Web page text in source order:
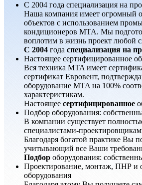
С 2004 года специализация на
Наша компания имеет огромный
объектов с использованием
кондиционеров MTA. Мы
воплотим в жизнь проект любой
С 2004 года специализация на
Настоящее сертифицированное
Вся техника MTA имеет
сертификат Евровент,
оборудование MTA на 100%
характеристикам.
Настоящее сертифицированное
Подбор оборудования:
В компании существует
специалистами-
Благодаря богатой практике Вы
учитывающий все Ваши
Подбор оборудования:
Проектирование, монтаж, ПНР и
оборудования